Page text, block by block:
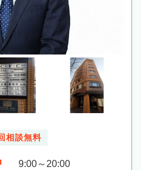
相談無料
9:00～20:00